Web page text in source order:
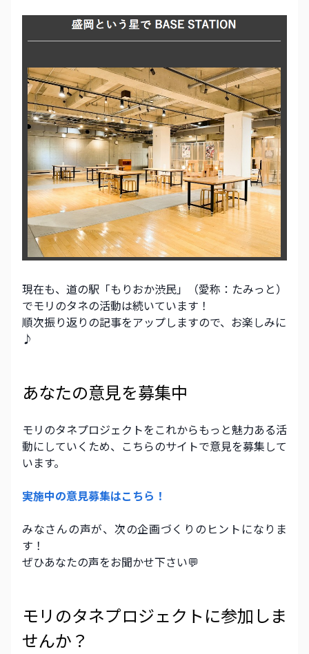
現在も、道の駅「もりおか渋民」（愛称：たみっと）
でモリのタネの活動は続いています！
順次振り返りの記事をアップしますので、お楽しみに
♪
あなたの意見を募集中
モリのタネプロジェクトをこれからもっと魅力ある活
動にしていくため、こちらのサイトで意見を募集して
います。
実施中の意見募集はこちら！
みなさんの声が、次の企画づくりのヒントになりま
す！
ぜひあなたの声をお聞かせ下さい💬
モリのタネプロジェクトに参加しま
せんか？